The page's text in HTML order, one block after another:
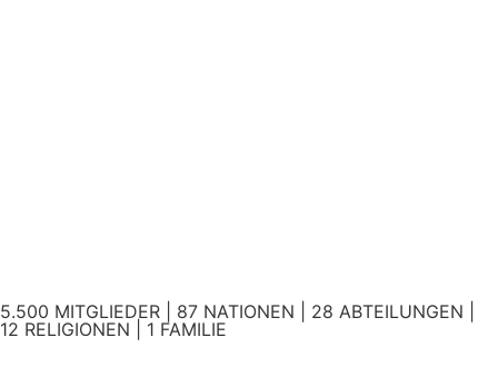
5.500 MITGLIEDER | 87 NATIONEN | 28 ABTEILUNGEN |
12 RELIGIONEN | 1 FAMILIE